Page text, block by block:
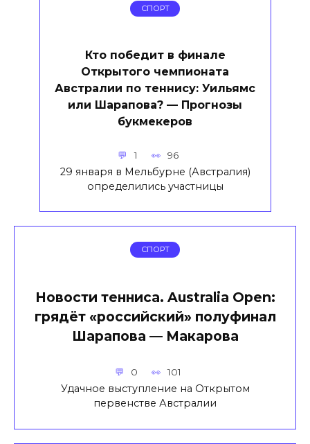
СПОРТ
Кто победит в финале
Открытого чемпионата
Австралии по теннису: Уильямс
или Шарапова? — Прогнозы
букмекеров
1 96
29 января в Мельбурне (Австралия)
определились участницы
СПОРТ
Новости тенниса. Australia Open:
грядёт «российский» полуфинал
Шарапова — Макарова
0 101
Удачное выступление на Открытом
первенстве Австралии